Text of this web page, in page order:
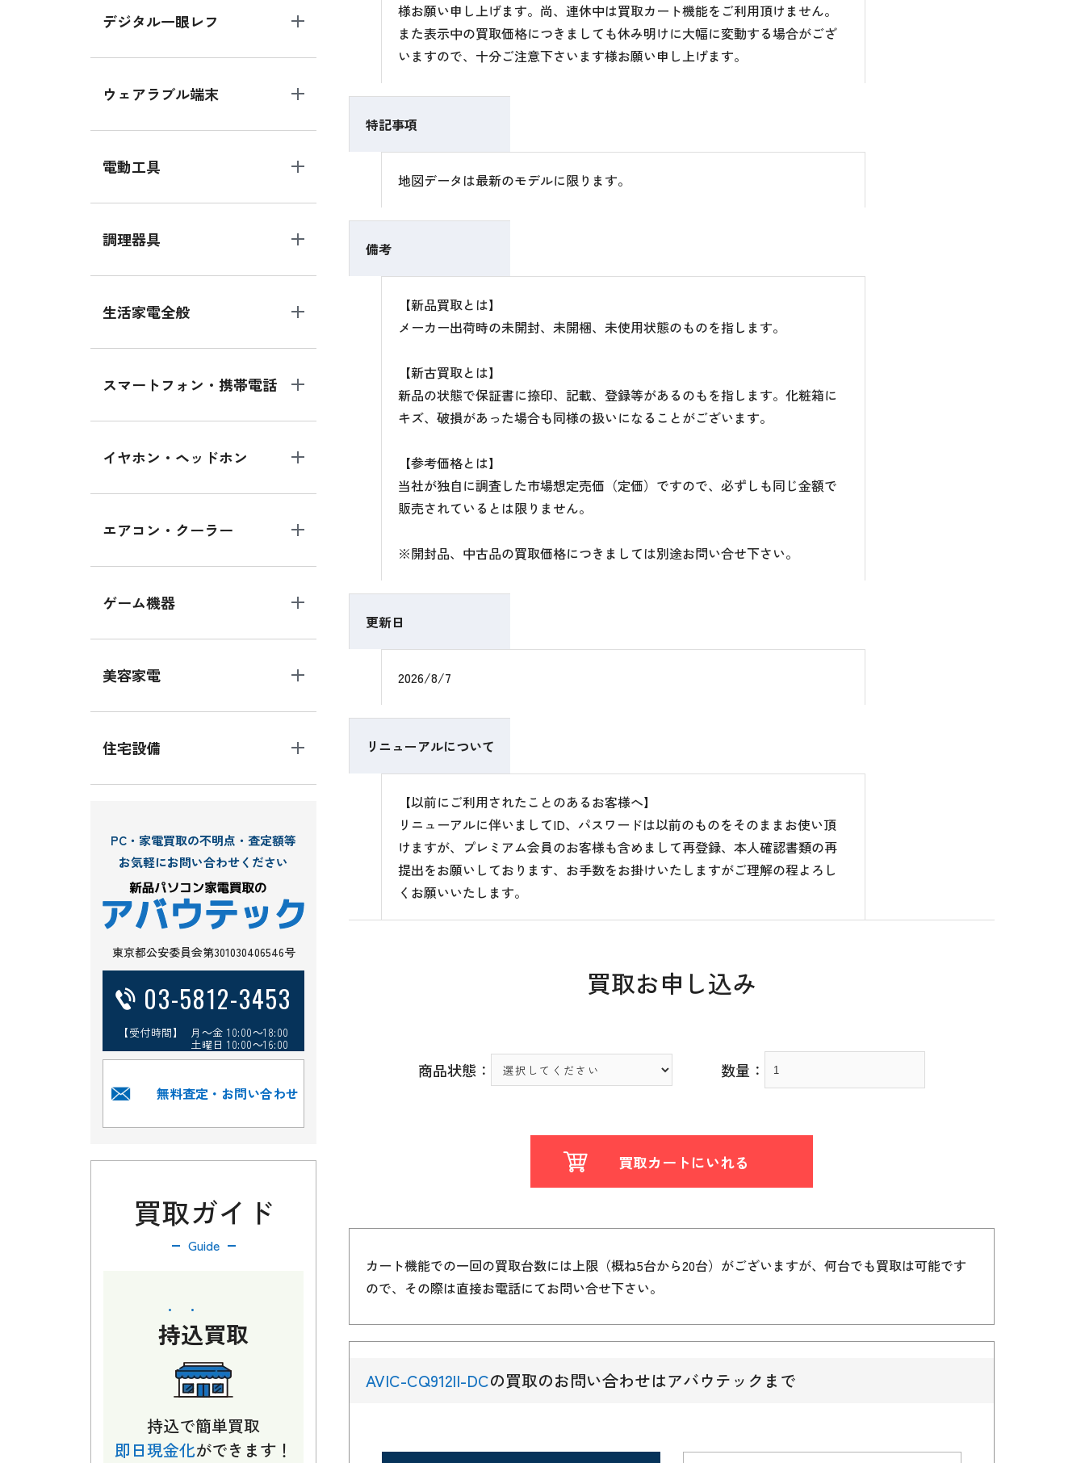
デジタル一眼レフ
ウェアラブル端末
電動工具
調理器具
生活家電全般
スマートフォン・携帯電話
イヤホン・ヘッドホン
エアコン・クーラー
ゲーム機器
美容家電
住宅設備
PC・家電買取の不明点・査定額等
お気軽にお問い合わせください
東京都公安委員会第301030406546号
03-5812-3453
【受付時間】 月～金 10:00～18:00
土曜日 10:00～16:00
無料査定・お問い合わせ
買取ガイド
Guide
持込買取
持込で簡単買取
即日現金化ができます！
様お願い申し上げます。尚、連休中は買取カート機能をご利用頂けません。
また表示中の買取価格につきましても休み明けに大幅に変動する場合がござ
いますので、十分ご注意下さいます様お願い申し上げます。
特記事項
地図データは最新のモデルに限ります。
備考
【新品買取とは】
メーカー出荷時の未開封、未開梱、未使用状態のものを指します。
【新古買取とは】
新品の状態で保証書に捺印、記載、登録等があるのもを指します。化粧箱に
キズ、破損があった場合も同様の扱いになることがございます。
【参考価格とは】
当社が独自に調査した市場想定売価（定価）ですので、必ずしも同じ金額で
販売されているとは限りません。
※開封品、中古品の買取価格につきましては別途お問い合せ下さい。
更新日
2026/8/7
リニューアルについて
【以前にご利用されたことのあるお客様へ】
リニューアルに伴いましてID、パスワードは以前のものをそのままお使い頂
けますが、プレミアム会員のお客様も含めまして再登録、本人確認書類の再
提出をお願いしております、お手数をお掛けいたしますがご理解の程よろし
くお願いいたします。
買取お申し込み
商品状態： 数量：
買取カートにいれる
カート機能での一回の買取台数には上限（概ね5台から20台）がございますが、何台でも買取は可能です
ので、その際は直接お電話にてお問い合せ下さい。
AVIC-CQ912II-DCの買取のお問い合わせはアバウテックまで